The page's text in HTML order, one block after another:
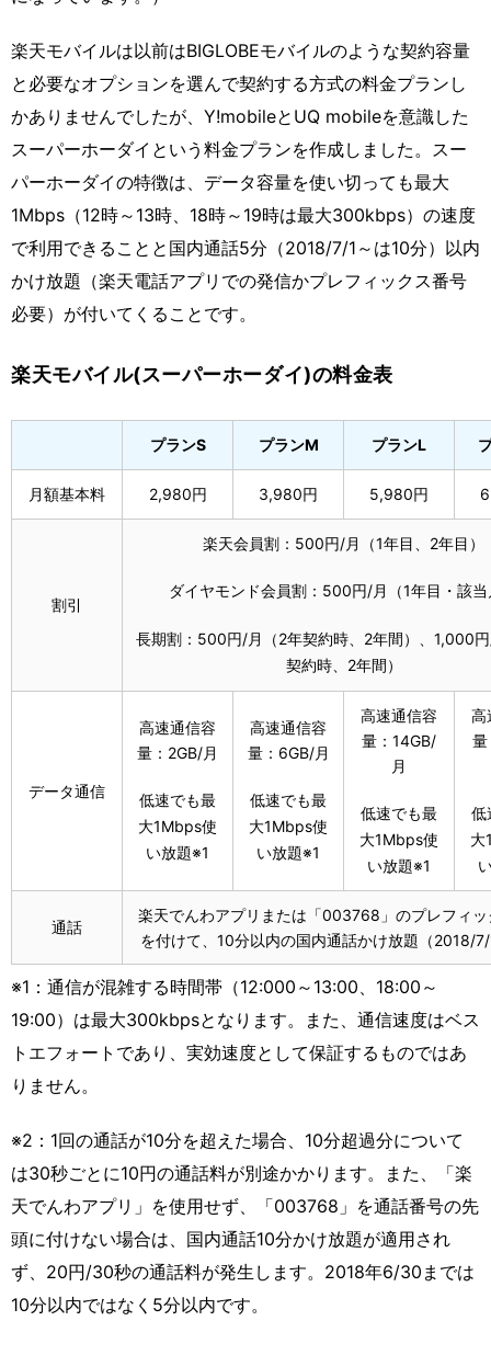
楽天モバイルは以前はBIGLOBEモバイルのような契約容量
と必要なオプションを選んで契約する方式の料金プランし
かありませんでしたが、Y!mobileとUQ mobileを意識した
スーパーホーダイという料金プランを作成しました。スー
パーホーダイの特徴は、データ容量を使い切っても最大
1Mbps（12時～13時、18時～19時は最大300kbps）の速度
で利用できることと国内通話5分（2018/7/1～は10分）以内
かけ放題（楽天電話アプリでの発信かプレフィックス番号
必要）が付いてくることです。
楽天モバイル(スーパーホーダイ)の料金表
プランS プランM プランL
月額基本料 2,980円 3,980円 5,980円
割引
楽天会員割：500円/月（1年目、2年目）
ダイヤモンド会員割：500円/月（1年目・該当
長期割：500円/月（2年契約時、2年間）、1,000
契約時、2年間）
データ通信
高速通信容
量：2GB/月
低速でも最
大1Mbps使
い放題※1
高速通信容
量：6GB/月
低速でも最
大1Mbps使
い放題※1
高速通信容
量：14GB/
月
低速でも最
大1Mbps使
い放題※1
高
量
低
大
通話
楽天でんわアプリまたは「003768」のプレフィッ
を付けて、10分以内の国内通話かけ放題（2018/
※1：通信が混雑する時間帯（12:000～13:00、18:00～
19:00）は最大300kbpsとなります。また、通信速度はベス
トエフォートであり、実効速度として保証するものではあ
りません。
※2：1回の通話が10分を超えた場合、10分超過分について
は30秒ごとに10円の通話料が別途かかります。また、「楽
天でんわアプリ」を使用せず、「003768」を通話番号の先
頭に付けない場合は、国内通話10分かけ放題が適用され
ず、20円/30秒の通話料が発生します。2018年6/30までは
10分以内ではなく5分以内です。